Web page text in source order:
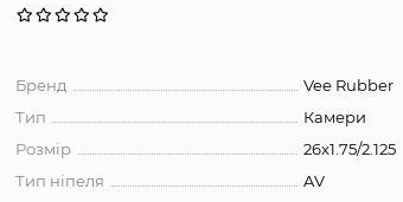
Бренд
Vee Rubber
Тип
Камери
Розмір
26x1.75/2.125
Тип ніпеля
AV